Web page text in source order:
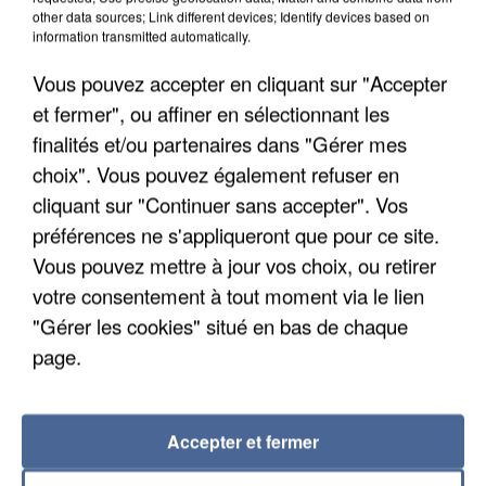
APRÈS TOUTES CES CANICULES, LES REFUGES
DE FAUNE SAUVAGE SONT...
other data sources; Link different devices; Identify devices based on
information transmitted automatically.
Vous pouvez accepter en cliquant sur "Accepter
et fermer", ou affiner en sélectionnant les
finalités et/ou partenaires dans "Gérer mes
choix". Vous pouvez également refuser en
cliquant sur "Continuer sans accepter". Vos
préférences ne s'appliqueront que pour ce site.
Vous pouvez mettre à jour vos choix, ou retirer
votre consentement à tout moment via le lien
"Gérer les cookies" situé en bas de chaque
page.
Accepter et fermer